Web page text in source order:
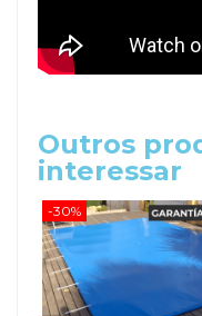
Outros
interessar
-30%